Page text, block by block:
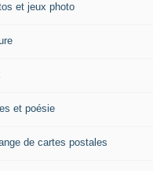
et jeux photo
et poésie
de cartes postales